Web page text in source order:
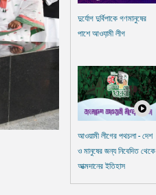
দুর্যোগ দুর্বিপাকে গণমানুষের
পাশে আওযা়মী লীগ
আওয়ামী লীগের পথচলা - দেশ
ও মানুষের জন্য নিবেদিত থেকে
আত্মদানের ইতিহাস